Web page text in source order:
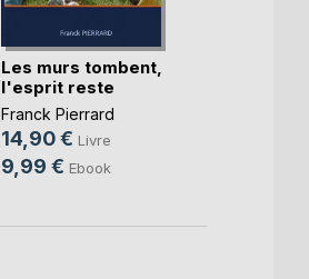
Les murs tombent,
l'esprit reste
Franck Pierrard
14,90 € Livre
9,99 € Ebook